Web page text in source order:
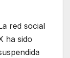
red social
ha sido